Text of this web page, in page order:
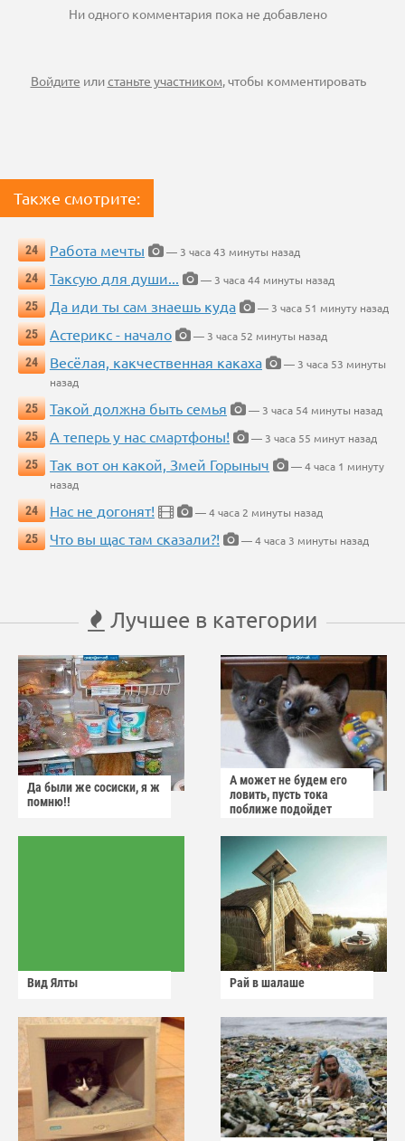
Ни одного комментария пока не добавлено
Войдите илистаньте участником, чтобы комментировать
Также смотрите:
24 Работа мечты
— 3 часа 43 минуты назад
24
Таксую для души...
— 3 часа 44 минуты назад
25
Да иди ты сам знаешь куда
— 3 часа 51 минуту назад
25
Астерикс - начало
— 3 часа 52 минуты назад
24
Весёлая, какчественная какаха
— 3 часа 53 минуты
назад
25
Такой должна быть семья
— 3 часа 54 минуты назад
25
А теперь у нас смартфоны!
— 3 часа 55 минут назад
25
Так вот он какой, Змей Горыныч
— 4 часа 1 минуту
назад
24
Нас не догонят!
— 4 часа 2 минуты назад
25
Что вы щас там сказали?! — 4 часа 3 минуты назад
Лучшее в категории
Да были же сосиски, я ж
помню!!
А может не будем его
ловить, пусть тока
поближе подойдет
Вид Ялты Рай в шалаше